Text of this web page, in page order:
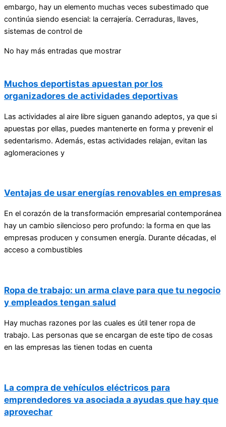
embargo, hay un elemento muchas veces subestimado que
continúa siendo esencial: la cerrajería. Cerraduras, llaves,
sistemas de control de
No hay más entradas que mostrar
Muchos deportistas apuestan por los
organizadores de actividades deportivas
Las actividades al aire libre siguen ganando adeptos, ya que si
apuestas por ellas, puedes mantenerte en forma y prevenir el
sedentarismo. Además, estas actividades relajan, evitan las
aglomeraciones y
Ventajas de usar energías renovables en empresas
En el corazón de la transformación empresarial contemporánea
hay un cambio silencioso pero profundo: la forma en que las
empresas producen y consumen energía. Durante décadas, el
acceso a combustibles
Ropa de trabajo: un arma clave para que tu negocio
y empleados tengan salud
Hay muchas razones por las cuales es útil tener ropa de
trabajo. Las personas que se encargan de este tipo de cosas
en las empresas las tienen todas en cuenta
La compra de vehículos eléctricos para
emprendedores va asociada a ayudas que hay que
aprovechar